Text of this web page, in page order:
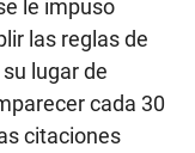
le impuso
las reglas de
lugar de
cada 30
citaciones